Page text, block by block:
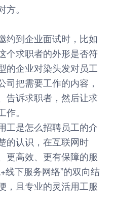
。
到企业面试时，比如
个求职者的外形是否符
的企业对染头发对员工
司把需要工作的内容，
告诉求职者，然后让求
。
是怎么招聘员工的介
的认识，在互联网时
更高效、更有保障的服
线下服务网络”的双向结
，且专业的灵活用工服